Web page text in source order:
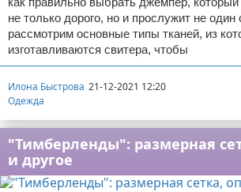
не только дорого, но и прослужит не
рассмотрим основные типы тканей, из
изготавливаются свитера, чтобы
Илона Быстрова 21-12-2021 12:20
Одежда
"Тимберленды": размерная
и другое